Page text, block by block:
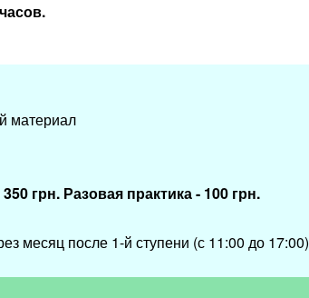
материал
грн. Разовая практика - 100 грн.
месяц после 1-й ступени (с 11:00 до 17:00)